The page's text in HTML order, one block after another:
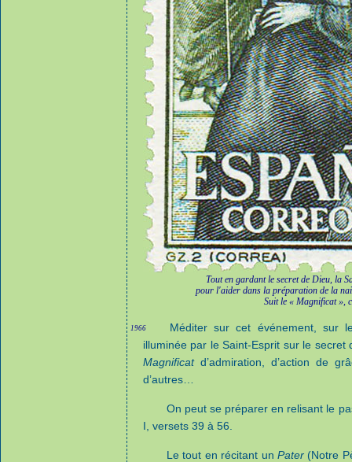
Tout en gardant le secret de Dieu, la
pour l'aider dans la préparation de la
Suit le « Magnificat »,
1966
Méditer sur cet événement, sur
illuminée par le Saint-Esprit sur le
Magnificatd’admiration, d’action de
d’autres…
On peut se préparer en relisant le
I, versets 39 à 56.
Le tout en récitant un Pater(Notre